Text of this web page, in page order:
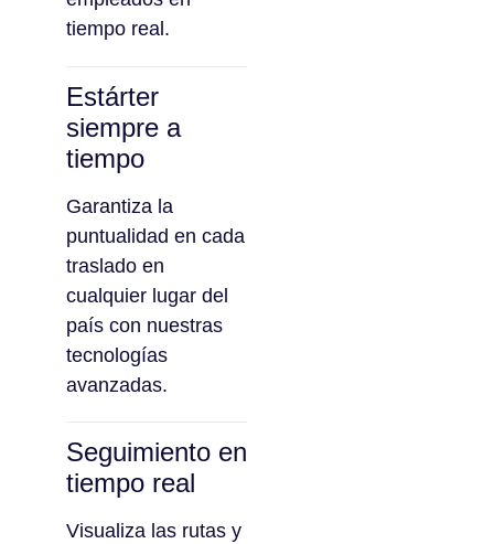
tiempo real.
Estárter
siempre a
tiempo
Garantiza la
puntualidad en cada
traslado en
cualquier lugar del
país con nuestras
tecnologías
avanzadas.
Seguimiento en
tiempo real
Visualiza las rutas y